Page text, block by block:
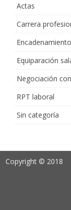
Actas
Carrera
Equiparación
Negociación
RPT laboral
Sin categoría
Copyright © 2018